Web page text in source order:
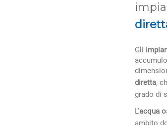
Gli
diretta,
grado di
L’acqua